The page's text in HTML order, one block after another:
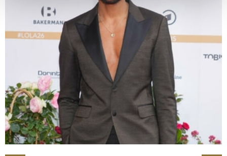
Erfahren Sie mehr darüber, wie Ihre persönlichen Daten
verarbeitet werden, und legen Sie Ihre Präferenzen im
Abschnitt Einzelheiten
fest.
Wir verwenden Cookies, um Inhalte und Anzeigen zu
personalisieren, Funktionen für soziale Medien anbieten
zu können und die Zugriffe auf unsere Website zu
analysieren. Außerdem geben wir Informationen zu Ihrer
Verwendung unserer Website an unsere Partner für
soziale Medien, Werbung und Analysen weiter. Unsere
Partner führen diese Informationen möglicherweise mit
weiteren Daten zusammen, die Sie ihnen bereitgestellt